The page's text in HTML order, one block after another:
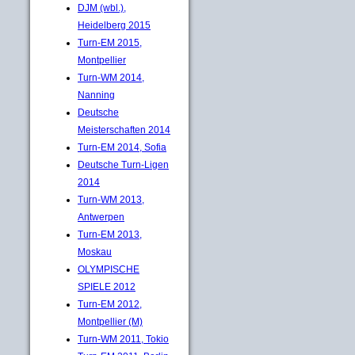
DJM (wbl.),
Heidelberg 2015
Turn-EM 2015,
Montpellier
Turn-WM 2014,
Nanning
Deutsche
Meisterschaften 2014
Turn-EM 2014, Sofia
Deutsche Turn-Ligen
2014
Turn-WM 2013,
Antwerpen
Turn-EM 2013,
Moskau
OLYMPISCHE
SPIELE 2012
Turn-EM 2012,
Montpellier (M)
Turn-WM 2011, Tokio